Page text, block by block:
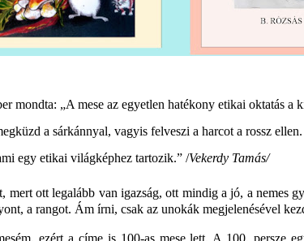
mondta: „A mese az egyetlen hatékony etikai oktatás a
a sárkánnyal, vagyis felveszi a harcot a rossz
egy etikai világképhez tartozik.” /Vekerdy Tamás/
mert ott legalább van igazság, ott mindig a jó, a nemes
a rangot. Ám írni, csak az unokák megjelenésével
ezért a címe is 100-as mese lett. A 100, persze